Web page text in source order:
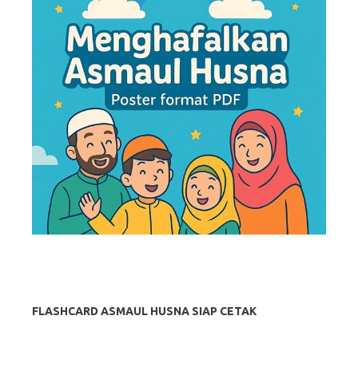
FLASHCARD ASMAUL HUSNA SIAP CETAK